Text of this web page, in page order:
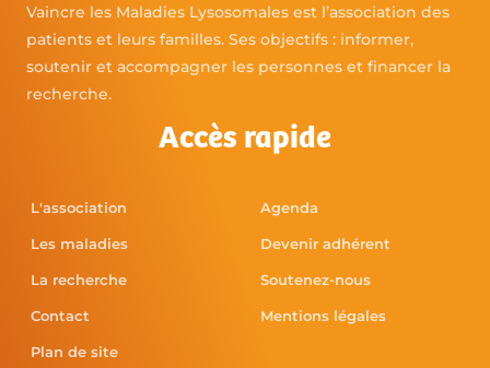
Vaincre les Maladies Lysosomales est l’association des
patients et leurs familles. Ses objectifs : informer,
soutenir et accompagner les personnes et financer la
recherche.
Accès rapide
L'association
Les maladies
La recherche
Contact
Plan de site
Agenda
Devenir adhérent
Soutenez-nous
Mentions légales